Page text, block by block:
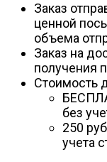
Заказ
ценной
объема
Заказ на
получения
Стоимость
без
250
учета